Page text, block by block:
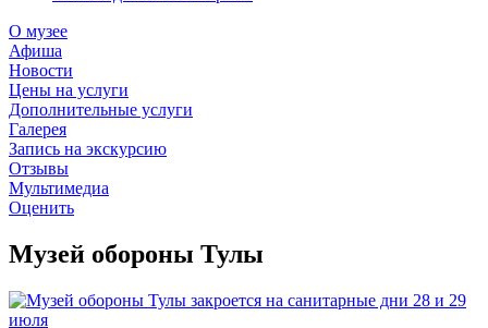
О музее
Афиша
Новости
Цены на услуги
Дополнительные услуги
Галерея
Запись на экскурсию
Отзывы
Мультимедиа
Оценить
Музей обороны Тулы